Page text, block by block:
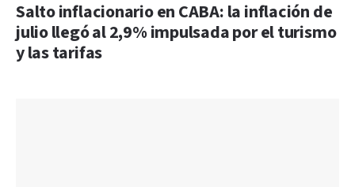
Salto inflacionario en CABA: la inflación de
julio llegó al 2,9% impulsada por el turismo
y las tarifas